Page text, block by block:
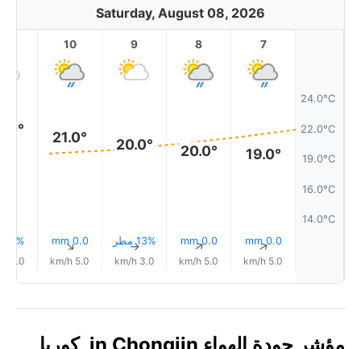
Saturday, August 08, 2026
24.0°C
22.0°C
19.0°C
16.0°C
14.0°C
7
19.0°
0.0 mm
↑
5.0 km/h
8
20.0°
0.0 mm
↑
5.0 km/h
9
20.0°
13% مطر↑
3.0 km/h
10
21.0°
0.0 mm
↑
5.0 km/h
8% مطر
7.0 km/h